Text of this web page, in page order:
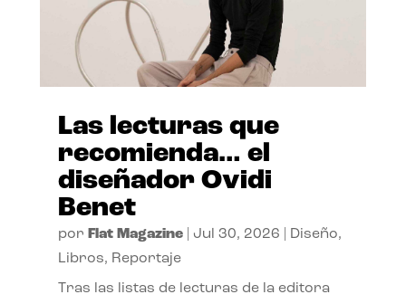
Las lecturas que
recomienda… el
diseñador Ovidi
Benet
por Flat Magazine| Jul 30, 2026 Diseño,
Libros, Reportaje
Tras las listas de lecturas de la editora